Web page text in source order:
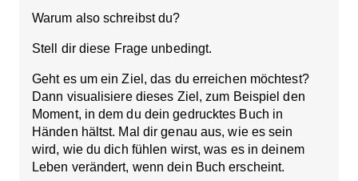
Warum also schreibst du?
Stell dir diese Frage unbedingt.
Geht es um ein Ziel, das du erreichen möchtest?
Dann visualisiere dieses Ziel, zum Beispiel den
Moment, in dem du dein gedrucktes Buch in
Händen hältst. Mal dir genau aus, wie es sein
wird, wie du dich fühlen wirst, was es in deinem
Leben verändert, wenn dein Buch erscheint.